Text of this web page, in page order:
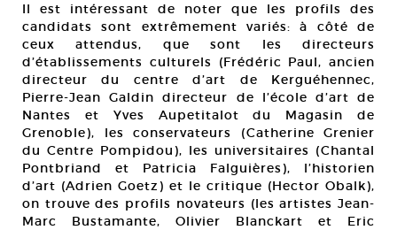
Il est intéressant de noter que les profils des
candidats sont extrêmement variés: à côté de
ceux attendus, que sont les directeurs
d’établissements culturels (Frédéric Paul, ancien
directeur du centre d’art de Kerguéhennec,
Pierre-Jean Galdin directeur de l’école d’art de
Nantes et Yves Aupetitalot du Magasin de
Grenoble), les conservateurs (Catherine Grenier
du Centre Pompidou), les universitaires (Chantal
Pontbriand et Patricia Falguières), l’historien
d’art (Adrien Goetz) et le critique (Hector Obalk),
on trouve des profils novateurs (les artistes Jean-
Marc Bustamante, Olivier Blanckart et Eric